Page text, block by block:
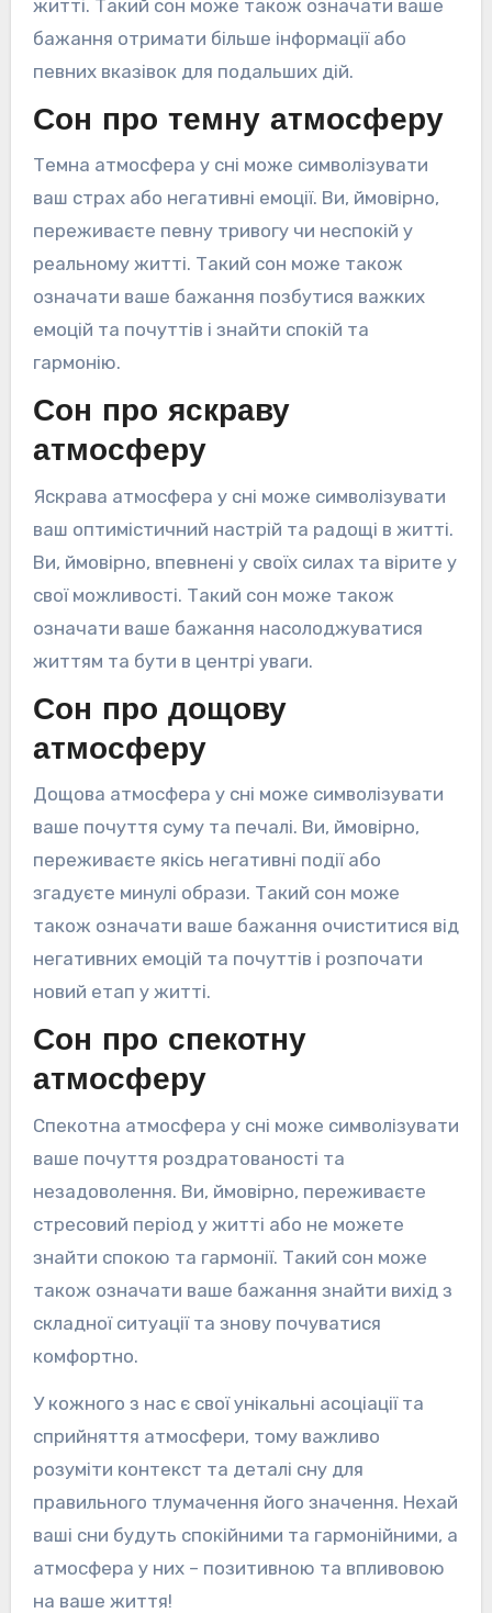
житті. Такий сон може також означати ваше
бажання отримати більше інформації або
певних вказівок для подальших дій.
Сон про темну атмосферу
Темна атмосфера у сні може символізувати
ваш страх або негативні емоції. Ви, ймовірно,
переживаєте певну тривогу чи неспокій у
реальному житті. Такий сон може також
означати ваше бажання позбутися важких
емоцій та почуттів і знайти спокій та
гармонію.
Сон про яскраву
атмосферу
Яскрава атмосфера у сні може символізувати
ваш оптимістичний настрій та радощі в житті.
Ви, ймовірно, впевнені у своїх силах та вірите у
свої можливості. Такий сон може також
означати ваше бажання насолоджуватися
життям та бути в центрі уваги.
Сон про дощову
атмосферу
Дощова атмосфера у сні може символізувати
ваше почуття суму та печалі. Ви, ймовірно,
переживаєте якісь негативні події або
згадуєте минулі образи. Такий сон може
також означати ваше бажання очиститися від
негативних емоцій та почуттів і розпочати
новий етап у житті.
Сон про спекотну
атмосферу
Спекотна атмосфера у сні може символізувати
ваше почуття роздратованості та
незадоволення. Ви, ймовірно, переживаєте
стресовий період у житті або не можете
знайти спокою та гармонії. Такий сон може
також означати ваше бажання знайти вихід з
складної ситуації та знову почуватися
комфортно.
У кожного з нас є свої унікальні асоціації та
сприйняття атмосфери, тому важливо
розуміти контекст та деталі сну для
правильного тлумачення його значення. Нехай
ваші сни будуть спокійними та гармонійними, а
атмосфера у них – позитивною та впливовою
на ваше життя!